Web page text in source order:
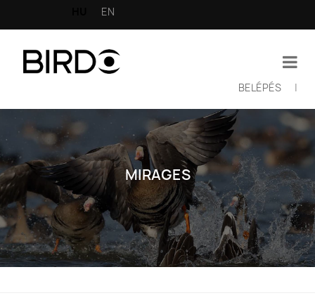
EN
fiók
menüje
BELÉPÉS |
MIRAGES